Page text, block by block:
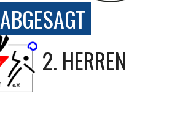
ABGESAGT
2. HERREN